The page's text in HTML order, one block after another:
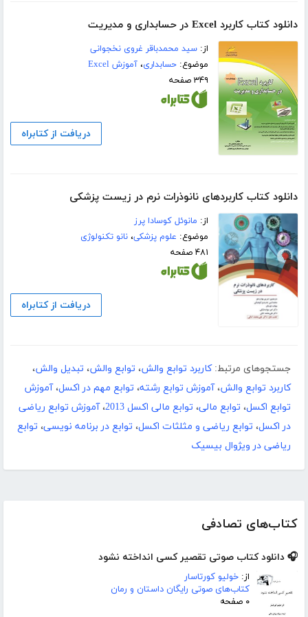
کتاب‌های تصادفی
🎧 دانلود کتاب صوتی تقصیر کسی انداخته نشود
از: خولیو کورتاسار
کتاب‌های صوتی رایگان داستان و رمان
۰ صفحه
دانلود کتاب کاربرد Excel در حسابداری و مدیریت
از:سید محمدباقر غروی نخجوانی
موضوع:حسابداری،آموزش Excel
۳۴۹ صفحه
دریافت از کتابراه
دانلود کتاب کاربردهای نانوذرات نرم در زیست پزشکی
از: مانوئل کوسادا پرز
موضوع: علوم پزشکی،نانو تکنولوژی
۴۸۱ صفحه
دریافت از کتابراه
جستجوهای مرتبط: کاربرد توابع والش، توابع والش، تبدیل والش،
کاربرد توابع والش،آموزش توابع رشته، توابع مهم در اکسل،آموزش
توابع اکسل، توابع مالی، توابع مالی اکسل 2013 ،آموزش توابع ریاضی
در اکسل، توابع ریاضی و مثلثات اکسل، توابع در برنامه نویسی، توابع
ریاضی در ویژوال بیسیک